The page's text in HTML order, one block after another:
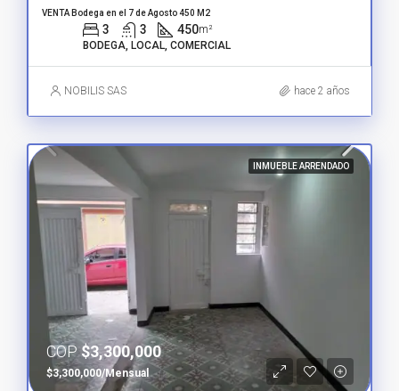
VENTA Bodega en el 7 de Agosto 450 M2
3 3 450m²
BODEGA, LOCAL, COMERCIAL
NOBILIS SAS hace 2 años
INMUEBLE ARRENDADO
COP$3,300,000
$3,300,000/Mensual